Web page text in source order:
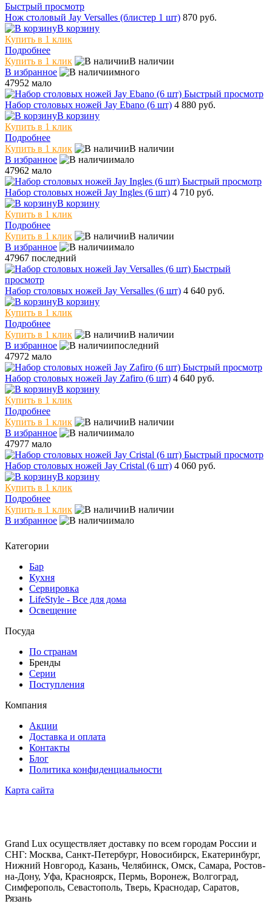
Быстрый просмотр
Нож столовый Jay Versalles (блистер 1 шт) 870 руб.
В корзину
Купить в 1 клик
Подробнее
Купить в 1 клик
В наличии
В избранное
много
47952 мало
Быстрый просмотр
Набор столовых ножей Jay Ebano (6 шт) 4 880 руб.
В корзину
Купить в 1 клик
Подробнее
Купить в 1 клик
В наличии
В избранное
мало
47962 мало
Быстрый просмотр
Набор столовых ножей Jay Ingles (6 шт) 4 710 руб.
В корзину
Купить в 1 клик
Подробнее
Купить в 1 клик
В наличии
В избранное
мало
47967 последний
Быстрый
просмотр
Набор столовых ножей Jay Versalles (6 шт) 4 640 руб.
В корзину
Купить в 1 клик
Подробнее
Купить в 1 клик
В наличии
В избранное
последний
47972 мало
Быстрый просмотр
Набор столовых ножей Jay Zafiro (6 шт) 4 640 руб.
В корзину
Купить в 1 клик
Подробнее
Купить в 1 клик
В наличии
В избранное
мало
47977 мало
Быстрый просмотр
Набор столовых ножей Jay Cristal (6 шт) 4 060 руб.
В корзину
Купить в 1 клик
Подробнее
Купить в 1 клик
В наличии
В избранное
мало
Категории
Бар
Кухня
Сервировка
LifeStyle - Все для дома
Освещение
Посуда
По странам
Бренды
Серии
Поступления
Компания
Акции
Доставка и оплата
Контакты
Блог
Политика конфиденциальности
Карта сайта
Grand Lux осуществляет доставку по всем городам России и
СНГ: Москва, Санкт-Петербург, Новосибирск, Екатеринбург,
Нижний Новгород, Казань, Челябинск, Омск, Самара, Ростов-
на-Дону, Уфа, Красноярск, Пермь, Воронеж, Волгоград,
Симферополь, Севастополь, Тверь, Краснодар, Саратов,
Рязань